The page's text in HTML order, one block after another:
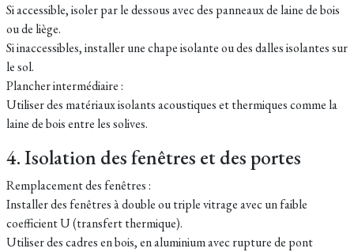
Si accessible, isoler par le dessous avec des panneaux de laine de bois
ou de liège.
Si inaccessibles, installer une chape isolante ou des dalles isolantes sur
le sol.
Plancher intermédiaire :
Utiliser des matériaux isolants acoustiques et thermiques comme la
laine de bois entre les solives.
4. Isolation des fenêtres et des portes
Remplacement des fenêtres :
Installer des fenêtres à double ou triple vitrage avec un faible
coefficient U (transfert thermique).
Utiliser des cadres en bois, en aluminium avec rupture de pont